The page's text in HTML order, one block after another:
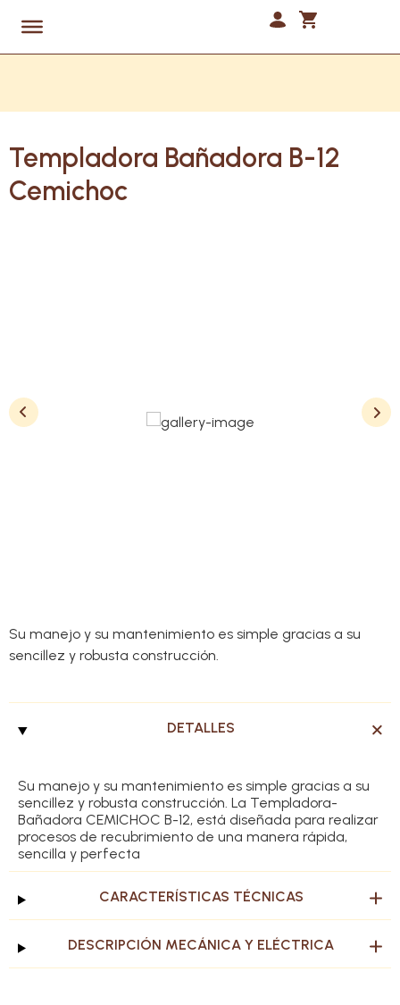
Templadora Bañadora B-12
Cemichoc
Su manejo y su mantenimiento es simple gracias a su
sencillez y robusta construcción.
DETALLES
Su manejo y su mantenimiento es simple gracias a su
sencillez y robusta construcción. La Templadora-
Bañadora CEMICHOC B-12, está diseñada para realizar
procesos de recubrimiento de una manera rápida,
sencilla y perfecta
CARACTERÍSTICAS TÉCNICAS
DESCRIPCIÓN MECÁNICA Y ELÉCTRICA